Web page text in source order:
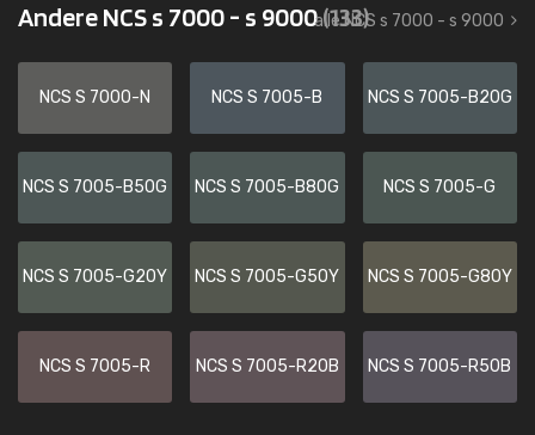
Andere NCS s 7000 - s 9000(133)
alle NCS s 7000 - s 9000
NCS S 7000-N NCS S 7005-B NCS S 7005-B20G
NCS S 7005-B50G NCS S 7005-B80G NCS S 7005-G
NCS S 7005-G20Y NCS S 7005-G50Y NCS S 7005-G80Y
NCS S 7005-R NCS S 7005-R20B NCS S 7005-R50B